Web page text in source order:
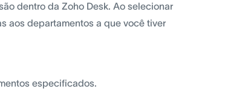
dentro da Zoho Desk. Ao selecionar
aos departamentos a que você tiver
especificados.